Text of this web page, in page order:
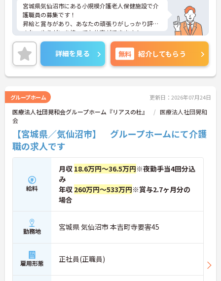
宮城県気仙沼市にある小規模介護老人保健施設で介
護職員の募集です！
昇給と賞与があり、あなたの頑張りがしっかり評価
され、やりがいを持ってお仕事ができます！
また、社会保険完備で退職金制度や介護・育児休業
の取得実績もあり、安心して長期で働きやすい環境
が整っています◎
ご興味ある方は面接ポイントをお伝えしますので、
お気軽にご連絡ください。
詳細を見る 無料 紹介してもらう
グループホーム 更新日：2026年07月24日
医療法人社団晃和会グループホーム『リアスの杜』
医療法人社団晃和
会
【宮城県／気仙沼市】 グループホームにて介護
職の求人です
給料
月収 18.6万円～36.5万円※夜勤手当4回分込
み
年収 260万円～533万円※賞与2.7ヶ月分の
場合
勤務地 宮城県 気仙沼市 本吉町寺要害45
雇用形態 正社員(正職員)